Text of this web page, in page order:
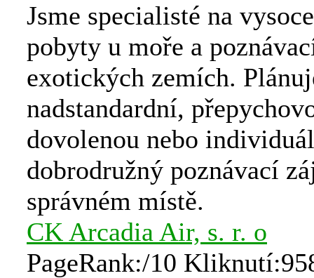
Jsme specialisté na
pobyty u moře a
exotických zemích.
nadstandardní,
dovolenou nebo
dobrodružný poznávací
správném místě.
CK Arcadia Air, s. r. o
PageRank:/10